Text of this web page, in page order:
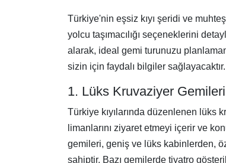
Türkiye'nin eşsiz kıyı şeridi ve
yolcu taşımacılığı seçeneklerini
alarak, ideal gemi turunuzu
sizin için faydalı bilgiler sağlayacaktır.
1. Lüks Kruvaziyer
Türkiye kıyılarında düzenlenen lüks
limanlarını ziyaret etmeyi içerir ve
gemileri, geniş ve lüks kabinlerden,
sahiptir. Bazı gemilerde tiyatro